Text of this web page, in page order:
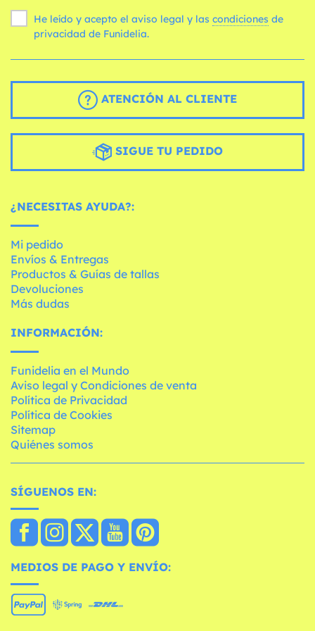
He leído y acepto el aviso legal y las condiciones
privacidad de Funidelia.
ATENCIÓN AL CLIENTE
SIGUE TU PEDIDO
¿NECESITAS AYUDA?:
Mi pedido
Envíos & Entregas
Productos & Guías de tallas
Devoluciones
Más dudas
INFORMACIÓN:
Funidelia en el Mundo
Aviso legal y Condiciones de venta
Política de Privacidad
Política de Cookies
Sitemap
Quiénes somos
SÍGUENOS EN:
MEDIOS DE PAGO Y ENVÍO: